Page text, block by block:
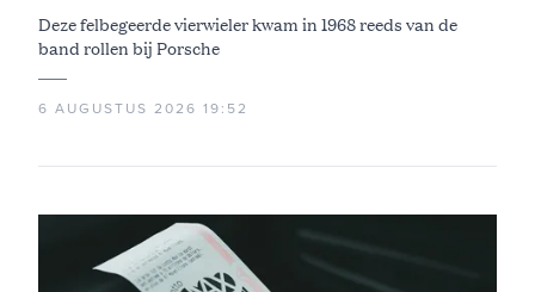
Deze felbegeerde vierwieler kwam in 1968 reeds van de
band rollen bij Porsche
6 AUGUSTUS 2026 19:52